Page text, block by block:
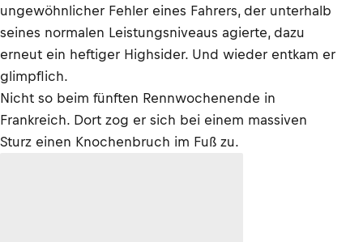
ungewöhnlicher Fehler eines Fahrers, der unterhalb
seines normalen Leistungsniveaus agierte, dazu
erneut ein heftiger Highsider. Und wieder entkam er
glimpflich.
Nicht so beim fünften Rennwochenende in
Frankreich. Dort zog er sich bei einem massiven
Sturz einen Knochenbruch im Fuß zu.